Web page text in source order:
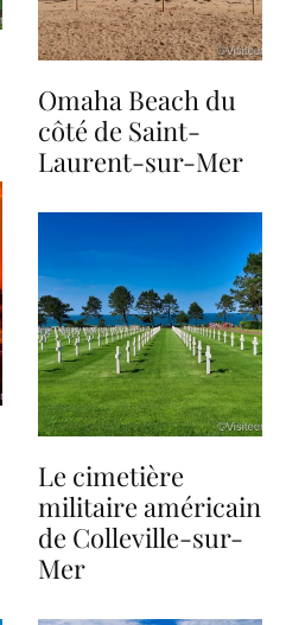
Omaha Beach du
côté de Saint-
Laurent-sur-Mer
Le cimetière
militaire américain
de Colleville-sur-
Mer